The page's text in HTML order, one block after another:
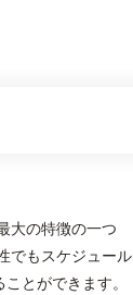
大の特徴の一つ
でもスケジュール
とができます。